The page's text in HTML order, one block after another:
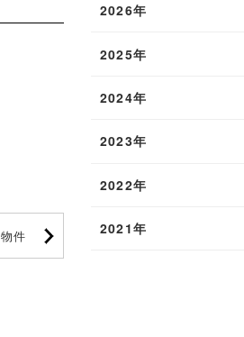
件
2026年
2025年
2024年
2023年
2022年
2021年